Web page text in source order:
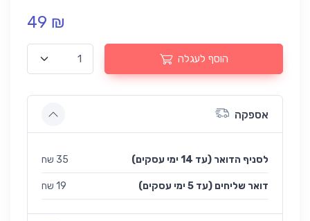
49 ₪
הוסף לעגלה
אספקה
לסניף הדואר (עד 14 ימי עסקים) 35 שח
(עד 5 ימי עסקים) דואר שליחים 19 שח